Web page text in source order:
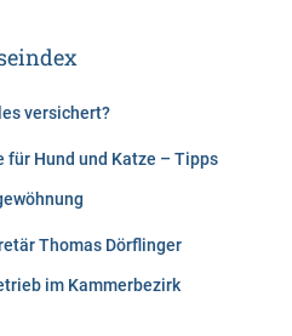
versichert?
Hund und Katze – Tipps
Thomas Dörflinger
im Kammerbezirk